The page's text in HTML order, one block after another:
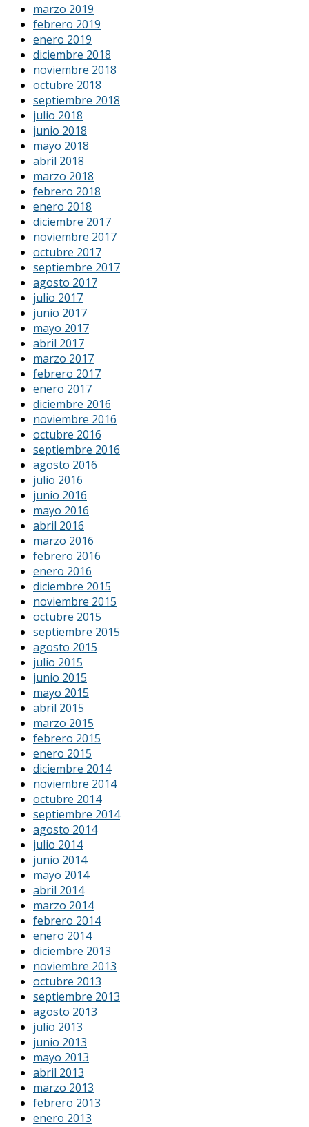
marzo 2019
febrero 2019
enero 2019
diciembre 2018
noviembre 2018
octubre 2018
septiembre 2018
julio 2018
junio 2018
mayo 2018
abril 2018
marzo 2018
febrero 2018
enero 2018
diciembre 2017
noviembre 2017
octubre 2017
septiembre 2017
agosto 2017
julio 2017
junio 2017
mayo 2017
abril 2017
marzo 2017
febrero 2017
enero 2017
diciembre 2016
noviembre 2016
octubre 2016
septiembre 2016
agosto 2016
julio 2016
junio 2016
mayo 2016
abril 2016
marzo 2016
febrero 2016
enero 2016
diciembre 2015
noviembre 2015
octubre 2015
septiembre 2015
agosto 2015
julio 2015
junio 2015
mayo 2015
abril 2015
marzo 2015
febrero 2015
enero 2015
diciembre 2014
noviembre 2014
octubre 2014
septiembre 2014
agosto 2014
julio 2014
junio 2014
mayo 2014
abril 2014
marzo 2014
febrero 2014
enero 2014
diciembre 2013
noviembre 2013
octubre 2013
septiembre 2013
agosto 2013
julio 2013
junio 2013
mayo 2013
abril 2013
marzo 2013
febrero 2013
enero 2013